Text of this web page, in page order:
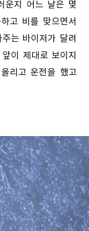
운지 어느 날은 몇
고 비를 맞으면서
는 바이저가 달려
이 제대로 보이지
리고 운전을 했고